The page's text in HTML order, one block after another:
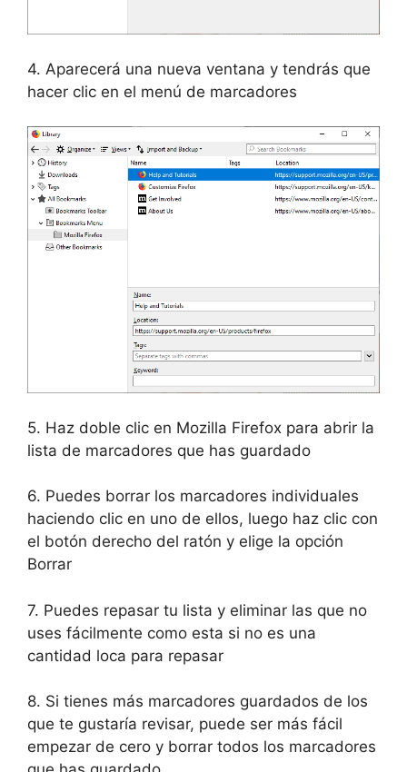
4. Aparecerá una nueva ventana y tendrás que
hacer clic en el menú de marcadores
5. Haz doble clic en Mozilla Firefox para abrir la
lista de marcadores que has guardado
6. Puedes borrar los marcadores individuales
haciendo clic en uno de ellos, luego haz clic con
el botón derecho del ratón y elige la opción
Borrar
7. Puedes repasar tu lista y eliminar las que no
uses fácilmente como esta si no es una
cantidad loca para repasar
8. Si tienes más marcadores guardados de los
que te gustaría revisar, puede ser más fácil
empezar de cero y borrar todos los marcadores